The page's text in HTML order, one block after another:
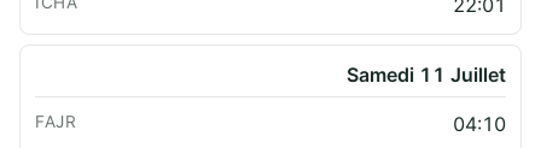
Samedi 11 Juillet
04:10